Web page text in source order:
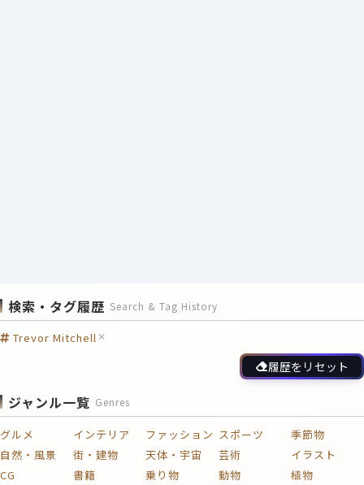
検索・タグ履歴 Search & Tag History
Trevor Mitchell
履歴をリセット
ジャンル一覧 Genres
グルメ インテリア ファッション スポーツ
季節物
自然・風景
街・建物 天体・宇宙 芸術
イラスト
CG
書籍 乗り物 動物 植物